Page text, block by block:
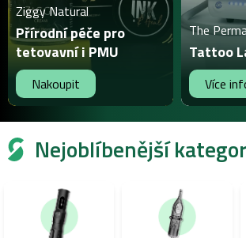
Ziggy Natural
Přírodní péče pro
tetovavní i PMU
Nakoupit
The
Tattoo
Více
Nejoblíbenější